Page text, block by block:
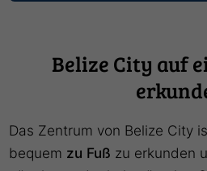
Belize City auf
Das Zentrum von Belize City
bequem zu Fuß zu erkunden